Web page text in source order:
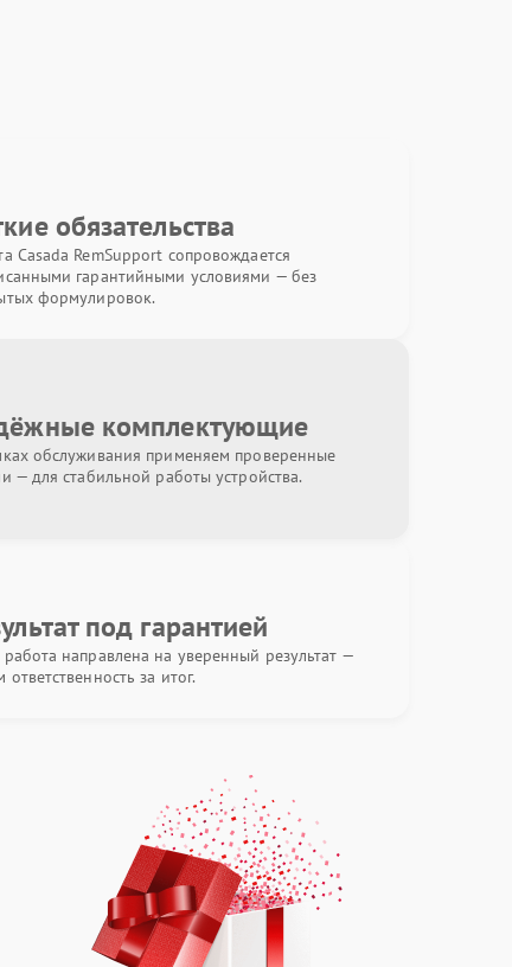
обязательства
Casada RemSupport сопровождается
гарантийными условиями — без
формулировок.
комплектующие
обслуживания применяем проверенные
— для стабильной работы устройства.
под гарантией
направлена на уверенный результат —
ответственность за итог.